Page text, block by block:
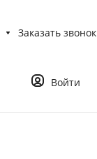
Заказать звонок
Войти